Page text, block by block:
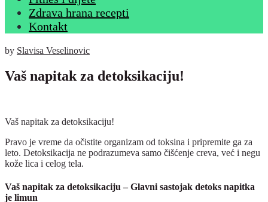
Zdrava hrana recepti
Kontakt
by Slavisa Veselinovic
Vaš napitak za detoksikaciju!
Vaš napitak za detoksikaciju!
Pravo je vreme da očistite organizam od toksina i pripremite ga za
leto. Detoksikacija ne podrazumeva samo čišćenje creva, već i negu
kože lica i celog tela.
Vaš napitak za detoksikaciju – Glavni sastojak detoks napitka
je limun